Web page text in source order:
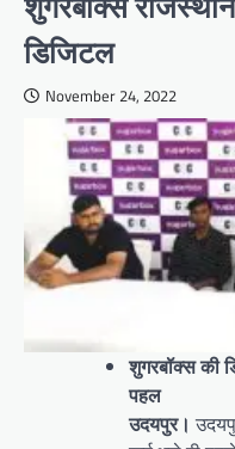
डिजिटल
November 24, 2022
शुगरबॉक्स की
पहल
उदयपुर।